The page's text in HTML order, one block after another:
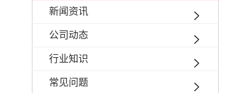
新闻资讯
公司动态
行业知识
常见问题